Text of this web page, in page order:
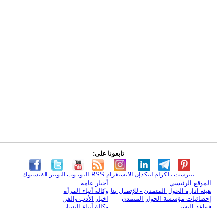
تابعونا على:
الفيسبوك التويتر اليوتيوب RSS الانستغرام لينكدإن تيلكرامبنترست
الموقع الرئيسي
هيئة ادارة الحوار المتمدن - للإتصال بنا
إحصائيات مؤسسة الحوار المتمدن
قواعد النشر
أخبار عامة
وكالة أنباء المرأة
اخبار الأدب والفن
وكالة أنباء اليسار